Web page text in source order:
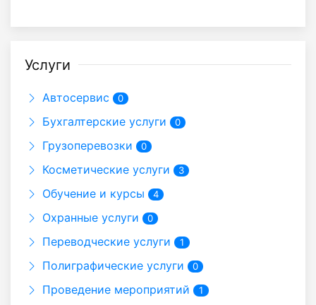
Услуги
Автосервис 0
Бухгалтерские услуги 0
Грузоперевозки 0
Косметические услуги 3
Обучение и курсы 4
Охранные услуги 0
Переводческие услуги 1
Полиграфические услуги 0
Проведение мероприятий 1